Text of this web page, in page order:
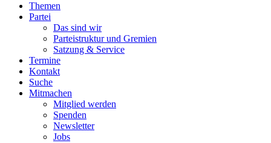
Themen
Partei
Das sind wir
Parteistruktur und Gremien
Satzung & Service
Termine
Kontakt
Suche
Mitmachen
Mitglied werden
Spenden
Newsletter
Jobs